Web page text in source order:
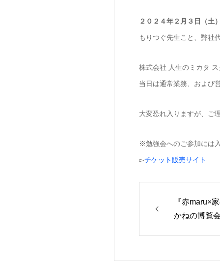
２０２４年２月３日（土
もりつぐ先生こと、弊社
株式会社 人生のミカタ
当日は通常業務、および
大変恐れ入りますが、ご
※勉強会へのご参加には
▻チケット販売サイト
『赤maru×
かねの博覧